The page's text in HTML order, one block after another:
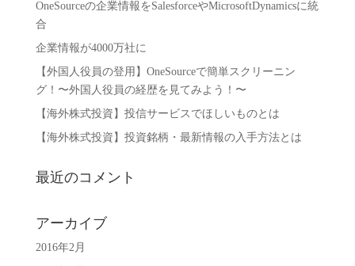
OneSourceの企業情報をSalesforceやMicrosoftDynamicsに統
合
企業情報が4000万社に
【外国人役員の登用】OneSourceで簡単スクリーニン
グ！〜外国人役員の経歴を見てみよう！〜
【海外株式投資】投信サービスでほしいものとは
【海外株式投資】投資銘柄・最新情報の入手方法とは
最近のコメント
アーカイブ
2016年2月